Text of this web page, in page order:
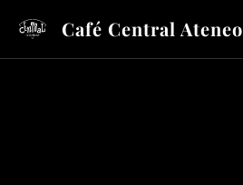
Café Central Ateneo